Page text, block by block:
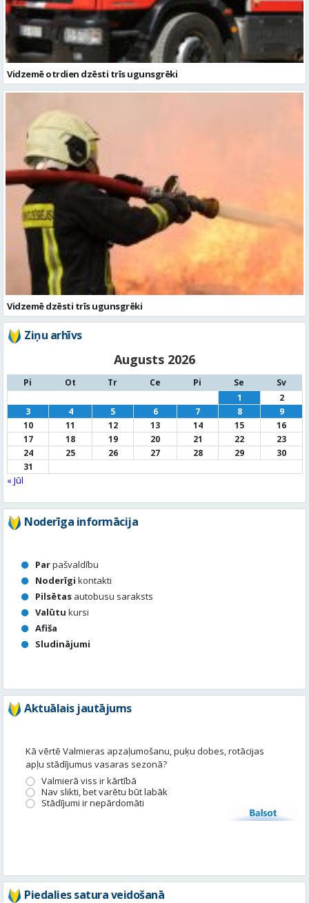
Vidzemē otrdien dzēsti trīs ugunsgrēki
Vidzemē dzēsti trīs ugunsgrēki
Ziņu arhīvs
Augusts 2026
Pi Ot Tr Ce Pi Se
Sv
1
2
3
4 5 6 7 8
9
10
11 12 13 14 15
16
17
18 19 20 21 22
23
24
25 26 27 28 29
30
31
« Jūl
Noderīga informācija
Parpašvaldību
Noderīgi kontakti
Pilsētas autobusu saraksts
Valūtu kursi
Afiša
Sludinājumi
Aktuālais jautājums
Kā vērtē Valmieras apzaļumošanu, puķu dobes, rotācijas
apļu stādījumus vasaras sezonā?
Valmierā viss ir kārtībā
Nav slikti, bet varētu būt labāk
Stādījumi ir nepārdomāti
Balsot
Piedalies satura veidošanā